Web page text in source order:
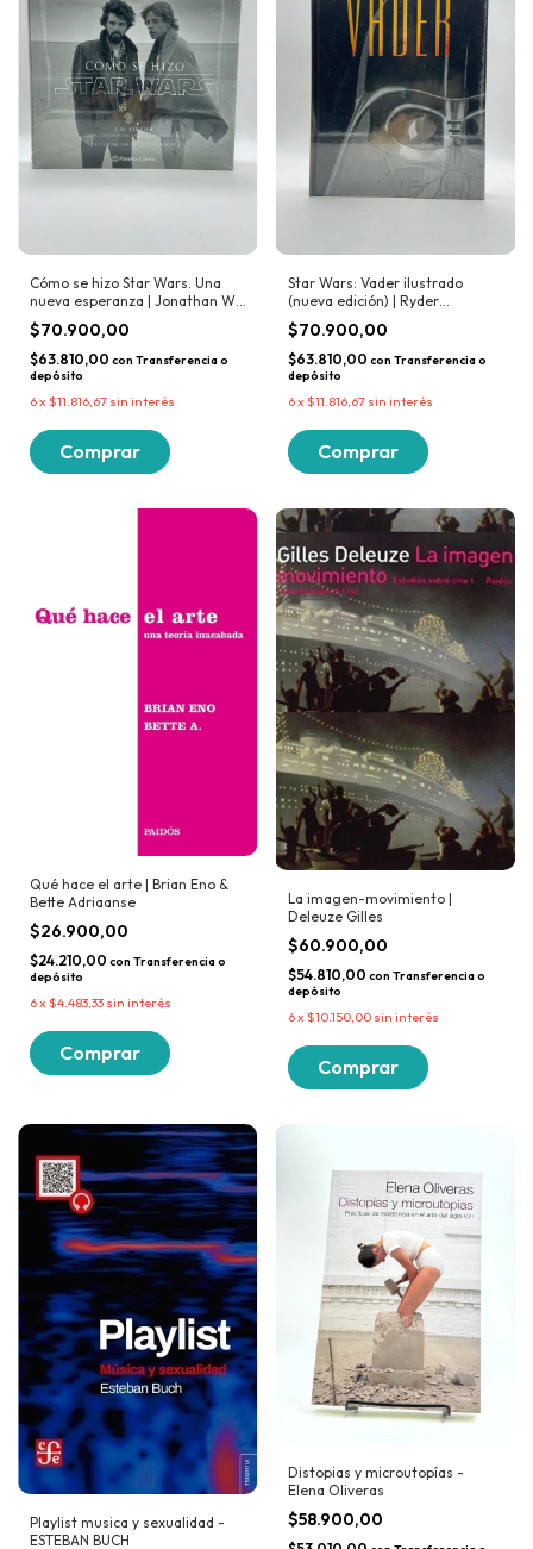
Cómo se hizo Star Wars. Una
nueva esperanza | Jonathan W.
Rinzler
$70.900,00
$63.810,00 con Transferencia o
depósito
6x $11.816,67 sin interés
Star Wars: Vader ilustrado
(nueva edición) | Ryder
Windham
$70.900,00
$63.810,00 con Transferencia o
depósito
6x $11.816,67 sin interés
Qué hace el arte | Brian Eno &
Bette Adriaanse
$26.900,00
$24.210,00 con Transferencia o
depósito
6x $4.483,33 sin interés
La imagen-movimiento |
Deleuze Gilles
$60.900,00
$54.810,00 con Transferencia o
depósito
6x $10.150,00 sin interés
Playlist musica y sexualidad -
ESTEBAN BUCH
Distopias y microutopías -
Elena Oliveras
$58.900,00